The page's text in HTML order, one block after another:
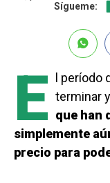
Sígueme:
E l período
terminar y
que han
simplemente
precio para